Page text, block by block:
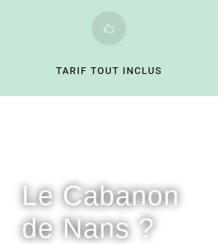

TARIF TOUT INCLUS
Le Cabanon
de Nans ?